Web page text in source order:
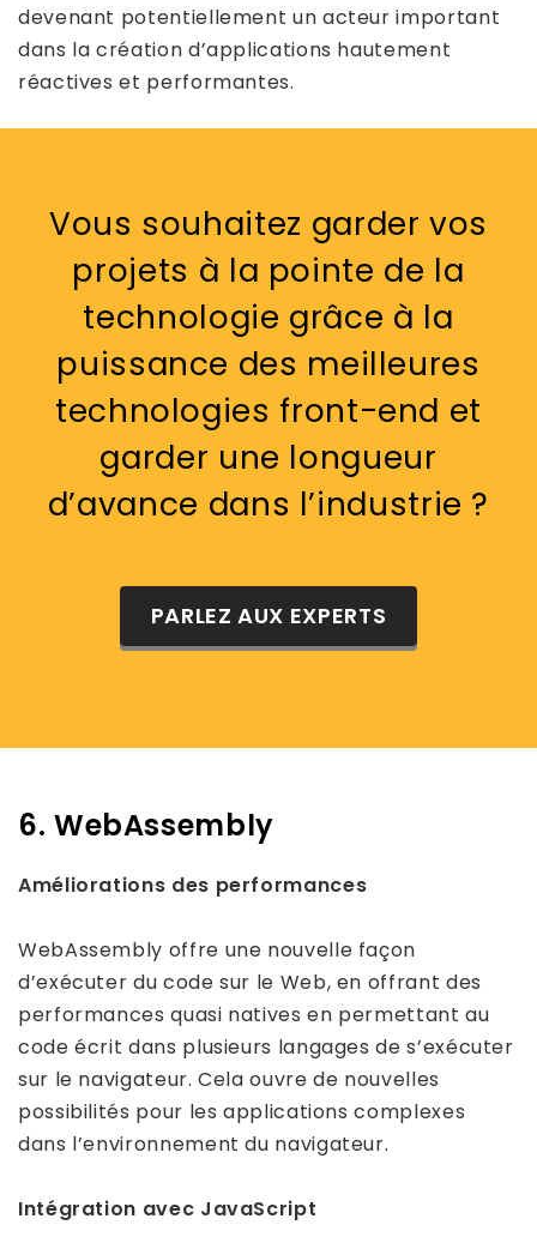
devenant potentiellement un acteur important
dans la création d’applications hautement
réactives et performantes.
Vous souhaitez garder vos
projets à la pointe de la
technologie grâce à la
puissance des meilleures
technologies front-end et
garder une longueur
d’avance dans l’industrie ?
PARLEZ AUX EXPERTS
6. WebAssembly
Améliorations des performances
WebAssembly offre une nouvelle façon
d’exécuter du code sur le Web, en offrant des
performances quasi natives en permettant au
code écrit dans plusieurs langages de s’exécuter
sur le navigateur. Cela ouvre de nouvelles
possibilités pour les applications complexes
dans l’environnement du navigateur.
Intégration avec JavaScript